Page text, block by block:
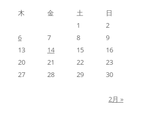
木 金 土
日
1
2
6 7 8
9
13 14 15
16
20 21 22
23
27 28 29
30
2月 »